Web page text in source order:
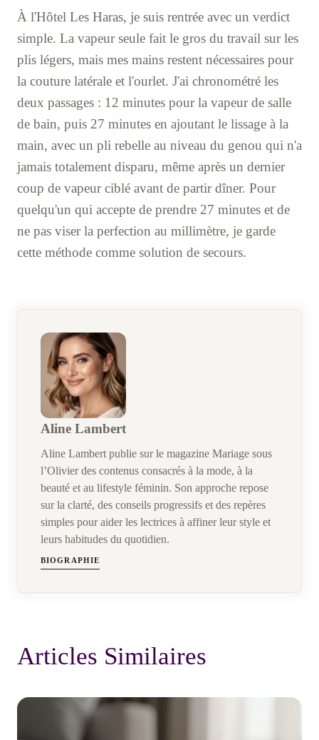
À l'Hôtel Les Haras, je suis rentrée avec un verdict
simple. La vapeur seule fait le gros du travail sur les
plis légers, mais mes mains restent nécessaires pour
la couture latérale et l'ourlet. J'ai chronométré les
deux passages : 12 minutes pour la vapeur de salle
de bain, puis 27 minutes en ajoutant le lissage à la
main, avec un pli rebelle au niveau du genou qui n'a
jamais totalement disparu, même après un dernier
coup de vapeur ciblé avant de partir dîner. Pour
quelqu'un qui accepte de prendre 27 minutes et de
ne pas viser la perfection au millimètre, je garde
cette méthode comme solution de secours.
Aline Lambert
Aline Lambert publie sur le magazine Mariage sous
l’Olivier des contenus consacrés à la mode, à la
beauté et au lifestyle féminin. Son approche repose
sur la clarté, des conseils progressifs et des repères
simples pour aider les lectrices à affiner leur style et
leurs habitudes du quotidien.
BIOGRAPHIE
Articles Similaires